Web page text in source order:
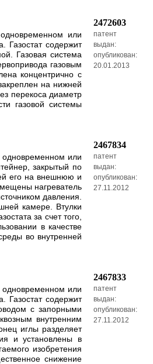
или
Газостат содержит
Газовая система
газовым
концентрично с
на нижней
перекоса диаметр
газовой системы
2472603
патент
выдан:
опубликован:
20.01.2013
одновременном или
закрытый по
его на внешнюю и
нагреватель
давления.
камере. Втулки
за счет того,
в качестве
во внутренней
2467834
патент
выдан:
опубликован:
27.11.2012
одновременном или
Газостат содержит
с запорными
внутренним
иглы разделяет
и установлены в
изобретения
снижение
2467833
патент
выдан:
опубликован:
27.11.2012